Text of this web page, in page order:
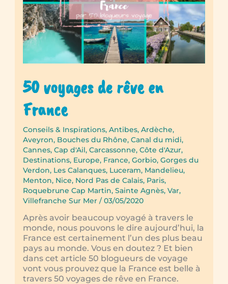
50 voyages de rêve en
France
Conseils & Inspirations, Antibes, Ardèche,
Aveyron, Bouches du Rhône, Canal du midi,
Cannes, Cap d'Ail, Carcassonne, Côte d'Azur,
Destinations, Europe, France, Gorbio, Gorges du
Verdon, Les Calanques, Luceram, Mandelieu,
Menton, Nice, Nord Pas de Calais, Paris,
Roquebrune Cap Martin, Sainte Agnès, Var,
Villefranche Sur Mer/03/05/2020
Après avoir beaucoup voyagé à travers le
monde, nous pouvons le dire aujourd’hui, la
France est certainement l’un des plus beau
pays au monde. Vous en doutez ? Et bien
dans cet article 50 blogueurs de voyage
vont vous prouvez que la France est belle à
travers 50 voyages de rêve en France.